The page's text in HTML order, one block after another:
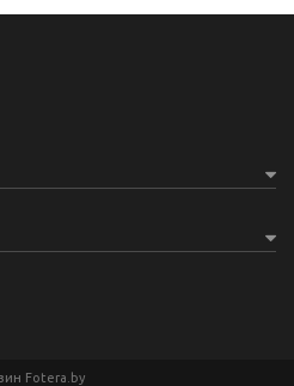
Fotera.by